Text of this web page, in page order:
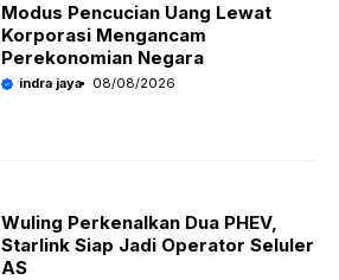
Modus Pencucian Uang Lewat
Korporasi Mengancam
Perekonomian Negara
indra jaya 08/08/2026
Wuling Perkenalkan Dua PHEV,
Starlink Siap Jadi Operator Seluler
AS